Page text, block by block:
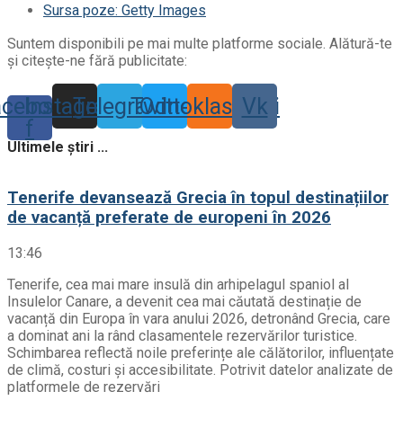
Sursa poze: Getty Images
Suntem disponibili pe mai multe platforme sociale. Alătură-te
și citește-ne fără publicitate:
f
Instagram
TelegramTwitter
Odnoklassniki
Vk
Ultimele știri ...
Tenerife devansează Grecia în topul destinațiilor
de vacanță preferate de europeni în 2026
13:46
Tenerife, cea mai mare insulă din arhipelagul spaniol al
Insulelor Canare, a devenit cea mai căutată destinație de
vacanță din Europa în vara anului 2026, detronând Grecia, care
a dominat ani la rând clasamentele rezervărilor turistice.
Schimbarea reflectă noile preferințe ale călătorilor, influențate
de climă, costuri și accesibilitate. Potrivit datelor analizate de
platformele de rezervări